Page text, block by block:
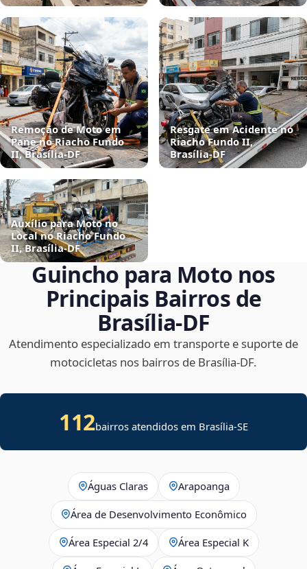
Remoção de Moto em
Pane no Riacho Fundo
II, Brasília‑DF
Resgate em Acidente no
Riacho Fundo II,
Brasília‑DF
Auxílio para Moto no
Local no Riacho Fundo
II, Brasília‑DF
Guincho para Moto nos
Principais Bairros de
Brasília‑DF
Atendimento especializado em transporte e suporte de
motocicletas nos bairros de Brasília‑DF.
112bairros atendidos em Brasília-SE
Águas Claras Arapoanga
Área de Desenvolvimento Econômico
Área Especial 2/4 Área Especial K